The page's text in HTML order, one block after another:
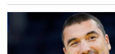
息，甚至過去日本職棒火腿隊
活，離開球場必須聲請外出許
算是外出用餐，大谷去的場合
男人，現場根本沒有女人在。